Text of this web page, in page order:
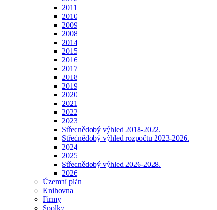
2011
2010
2009
2008
2014
2015
2016
2017
2018
2019
2020
2021
2022
2023
Střednědobý výhled 2018-2022.
Střednědobý výhled rozpočtu 2023-2026.
2024
2025
Střednědobý výhled 2026-2028.
2026
Územní plán
Knihovna
Firmy
Spolky